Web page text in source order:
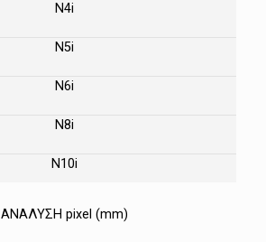
N4i
N5i
N6i
N8i
N10i
ΑΝΑΛΥΣΗ pixel (mm)